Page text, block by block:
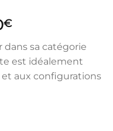
€Plage
prix :
1
890,00€
sa catégorie
est idéalement
aux configurations